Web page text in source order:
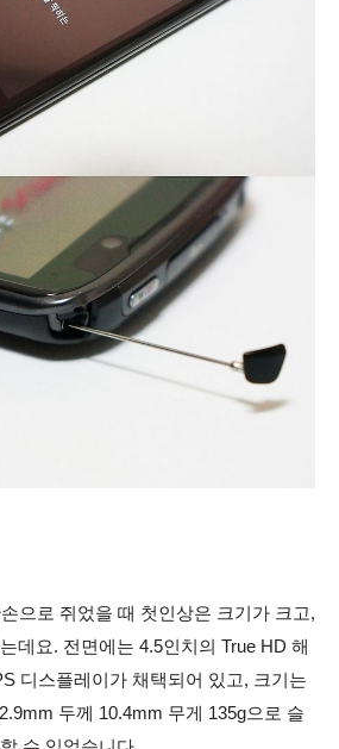
으로 쥐었을 때 첫인상은 크기가 크고,
데요. 전면에는 4.5인치의 True HD 해
디스플레이가 채택되어 있고, 크기는
두께 10.4mm 무게 135g으로 슬